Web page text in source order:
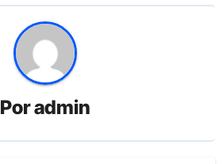
Poradmin